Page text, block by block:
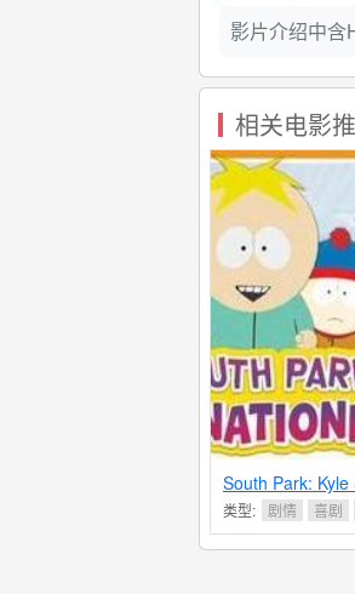
影片介绍中含
相关电影
South Park: Kyle
Cartman's Balls
Trilogy - 9.5分
类型: 剧情 喜剧